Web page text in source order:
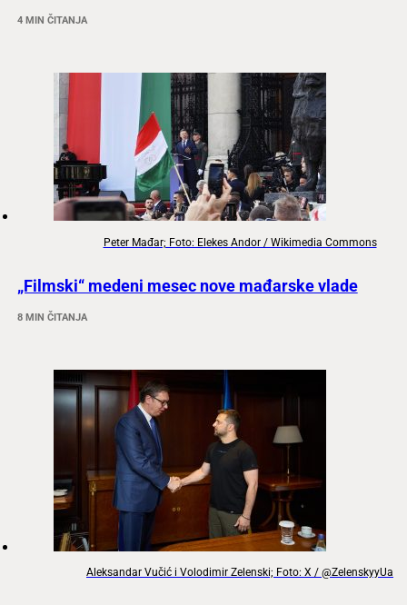
4 MIN ČITANJA
Peter Mađar; Foto: Elekes Andor / Wikimedia Commons
„Filmski“ medeni mesec nove mađarske vlade
8 MIN ČITANJA
Aleksandar Vučić i Volodimir Zelenski; Foto: X / @ZelenskyyUa